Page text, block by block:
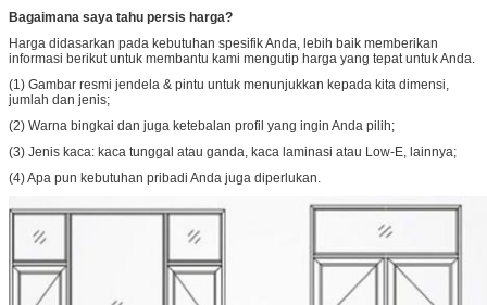
Bagaimana saya tahu persis harga?
Harga didasarkan pada kebutuhan spesifik Anda, lebih baik memberikan
informasi berikut untuk membantu kami mengutip harga yang tepat untuk Anda.
(1) Gambar resmi jendela & pintu untuk menunjukkan kepada kita dimensi,
jumlah dan jenis;
(2) Warna bingkai dan juga ketebalan profil yang ingin Anda pilih;
(3) Jenis kaca: kaca tunggal atau ganda, kaca laminasi atau Low-E, lainnya;
(4) Apa pun kebutuhan pribadi Anda juga diperlukan.